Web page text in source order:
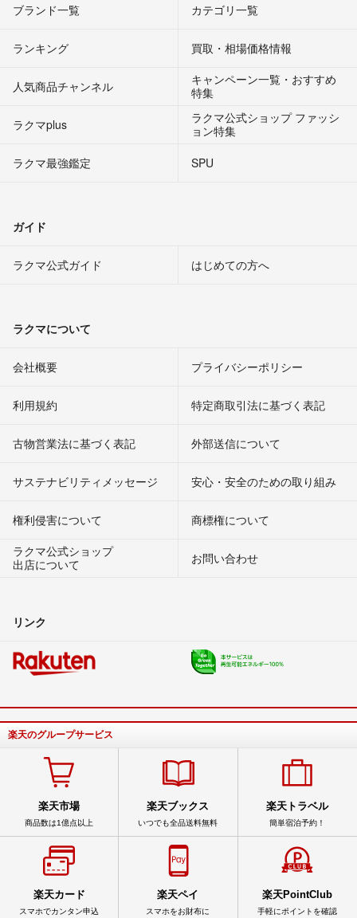
ブランド一覧 カテゴリ一覧
ランキング 買取・相場価格情報
人気商品チャンネル
キャンペーン一覧・おすすめ
特集
ラクマplus
ラクマ公式ショップ ファッシ
ョン特集
ラクマ最強鑑定
SPU
ガイド
ラクマ公式ガイド はじめての方へ
ラクマについて
会社概要 プライバシーポリシー
利用規約 特定商取引法に基づく表記
古物営業法に基づく表記 外部送信について
サステナビリティメッセージ 安心・安全のための取り組み
権利侵害について
商標権について
ラクマ公式ショップ
出店について
お問い合わせ
リンク
楽天のグループサービス
楽天市場
商品数は1億点以上
楽天ブックス
いつでも全品送料無料
楽天トラベル
簡単宿泊予約！
楽天カード
スマホでカンタン申込
楽天ペイ
スマホをお財布に
楽天PointClub
手軽にポイントを確認